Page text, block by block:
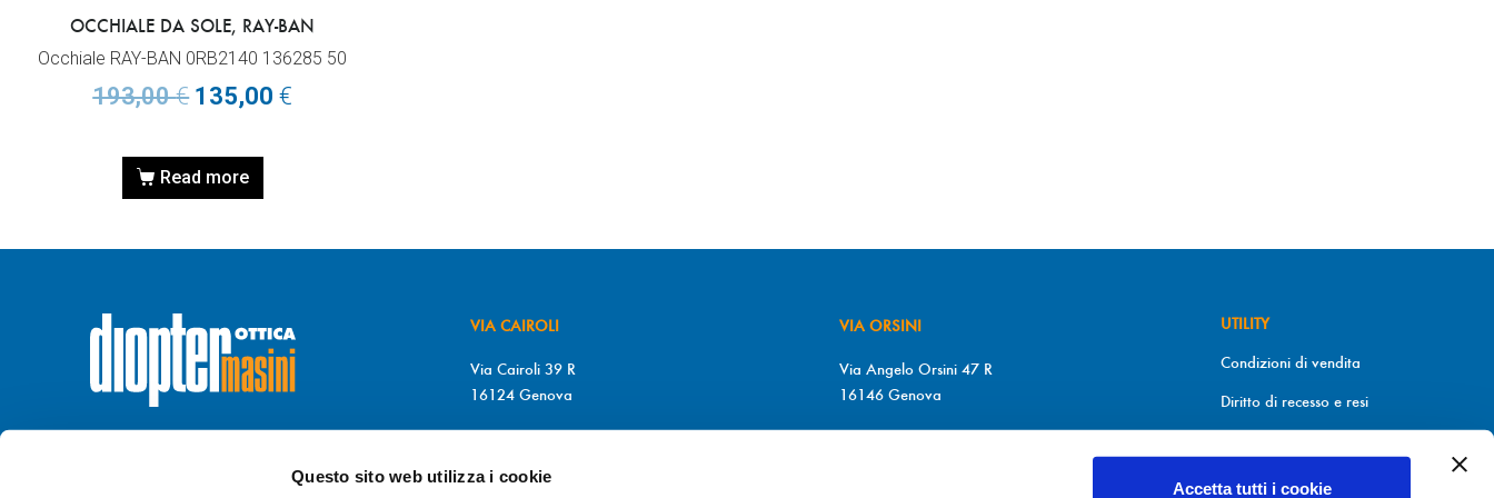
Questo sito web utilizza i cookie
Accetta tutti i cookie
OCCHIALE DA SOLE, RAY-BAN
Occhiale RAY-BAN 0RB2140 136285 50
193,00€ 135,00€
Read more
VIA CAIROLI
Via Cairoli 39 R
16124 Genova
VIA ORSINI
Via Angelo Orsini 47 R
16146 Genova
UTILITY
Condizioni di vendita
Diritto di recesso e resi
Informativa sui cookies